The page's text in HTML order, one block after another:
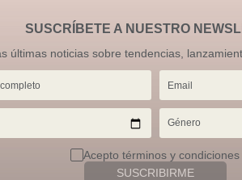
SUSCRÍBETE A NUESTRO
últimas noticias sobre tendencias,
Acepto términos y condiciones
SUSCRIBIRME